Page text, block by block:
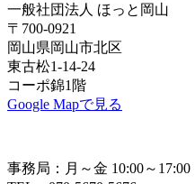
一般社団法人 ほっと岡山
〒700-0921
岡山県岡山市北区
東古松1-14-24
コーポ錦1階
Google Mapで見る
事務局：月～金 10:00～17:00